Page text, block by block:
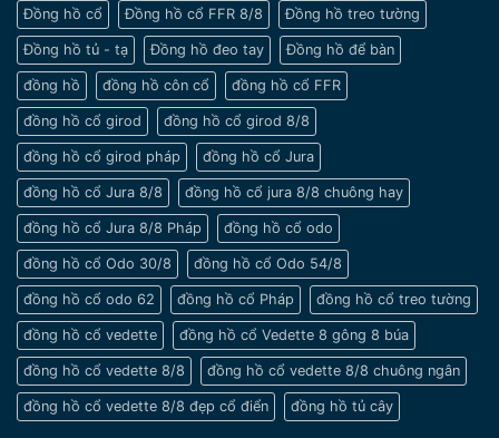
tay
nhỏ
Đồng hồ cổ Đồng hồ cổ FFR 8/8 Đồng hồ treo tường
Đồng hồ tủ - tạ Đồng hồ đeo tay Đồng hồ để bàn
đồng hồ đồng hồ côn cổ đồng hồ cổ FFR
đồng hồ cổ girod đồng hồ cổ girod 8/8
đồng hồ cổ girod pháp đồng hồ cổ Jura
đồng hồ cổ Jura 8/8 đồng hồ cổ jura 8/8 chuông hay
đồng hồ cổ Jura 8/8 Pháp đồng hồ cổ odo
đồng hồ cổ Odo 30/8 đồng hồ cổ Odo 54/8
đồng hồ cổ odo 62 đồng hồ cổ Pháp đồng hồ cổ treo tường
đồng hồ cổ vedette đồng hồ cổ Vedette 8 gông 8 búa
đồng hồ cổ vedette 8/8 đồng hồ cổ vedette 8/8 chuông ngân
đồng hồ cổ vedette 8/8 đẹp cổ điển đồng hồ tủ cây